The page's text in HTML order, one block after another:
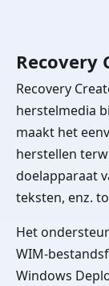
Recovery
Recovery
herstelmedia
maakt het
herstellen
doelapparaat
teksten, enz.
Het
WIM-
Windows